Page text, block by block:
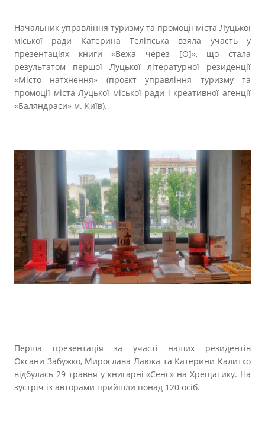
Начальник управління туризму та промоції міста Луцької
міської ради Катерина Теліпська взяла участь у
презентаціях книги «Вежа через [О]», що стала
результатом першої Луцької літературної резиденції
«Місто натхнення» (проєкт управління туризму та
промоції міста Луцької міської ради і креативної агенції
«Баляндраси» м. Київ).
Перша презентація за участі наших резидентів
Оксани Забужко, Мирослава Лаюка та Катерини Калитко
відбулась 29 травня у книгарні «Сенс» на Хрещатику. На
зустріч із авторами прийшли понад 120 осіб.